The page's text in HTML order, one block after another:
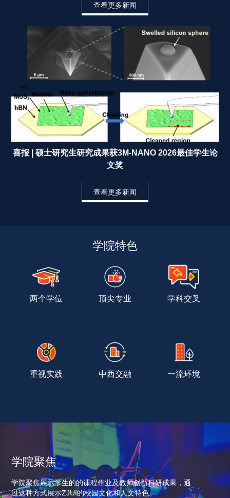
查看更多新闻
喜报 | 硕士研究生研究成果获3M-NANO 2026最佳学生论
文奖
查看更多新闻
学院特色
两个学位 顶尖专业 学科交叉
重视实践 中西交融 一流环境
学院聚焦
学院聚焦展示学生的的课程作业及教师创新科研成果，通
过这种方式展示ZJUI的校园文化和人文特色。